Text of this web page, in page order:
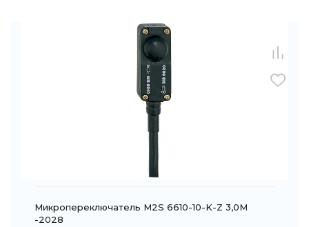
Микропереключатель M2S 6610-10-K-Z 3,0M
-2028